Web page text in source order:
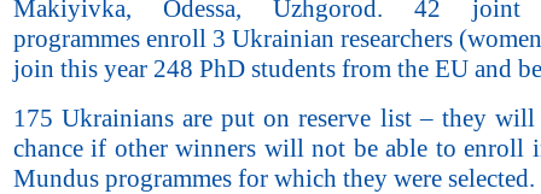
Makiyivka, Odessa, Uzhgorod. 42 joint
programmes enroll 3 Ukrainian researchers
join this year 248 PhD students from the EU and
175 Ukrainians are put on reserve list – they will
chance if other winners will not be able to enroll
Mundus programmes for which they were selected.